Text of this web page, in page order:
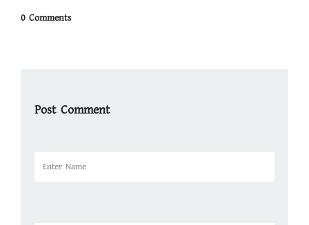
0 Comments
Post Comment